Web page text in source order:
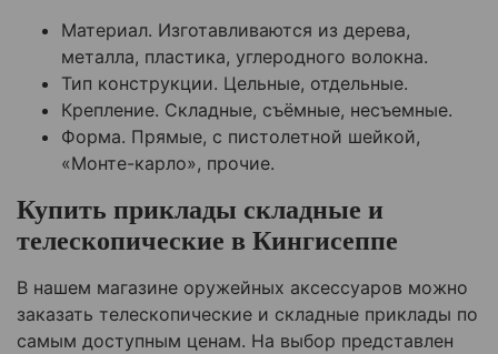
Материал. Изготавливаются из дерева,
металла, пластика, углеродного волокна.
Тип конструкции. Цельные, отдельные.
Крепление. Складные, съёмные, несъемные.
Форма. Прямые, с пистолетной шейкой,
«Монте-карло», прочие.
Купить приклады складные и
телескопические в Кингисеппе
В нашем магазине оружейных аксессуаров можно
заказать телескопические и складные приклады по
самым доступным ценам. На выбор представлен